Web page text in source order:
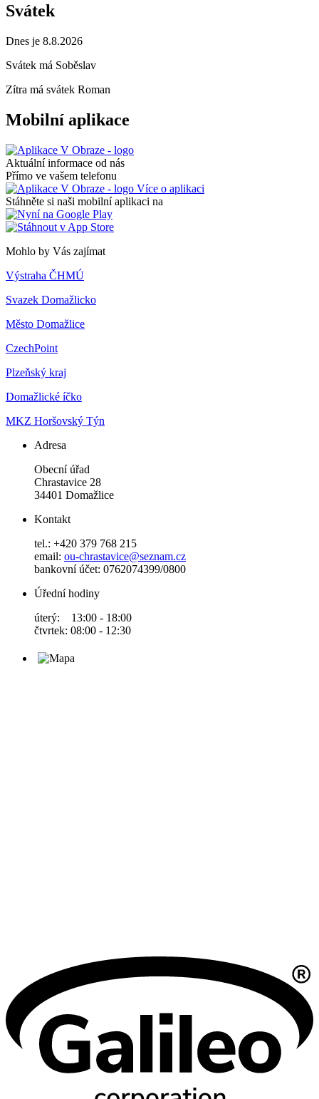
Svátek
Dnes je 8.8.2026
Svátek má Soběslav
Zítra má svátek Roman
Mobilní aplikace
Aktuální informace od nás
Přímo ve vašem telefonu
Více o aplikaci
Stáhněte si naši mobilní aplikaci na
Mohlo by Vás zajímat
Výstraha ČHMÚ
Svazek Domažlicko
Město Domažlice
CzechPoint
Plzeňský kraj
Domažlické íčko
MKZ Horšovský Týn
Adresa
Obecní úřad
Chrastavice 28
34401 Domažlice
Kontakt
tel.: +420 379 768 215
email: ou-chrastavice@seznam.cz
bankovní účet: 0762074399/0800
Úřední hodiny
úterý: 13:00 - 18:00
čtvrtek: 08:00 - 12:30